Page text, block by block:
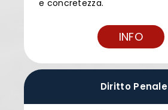
e concretezza.
INFO
Diritto Penale